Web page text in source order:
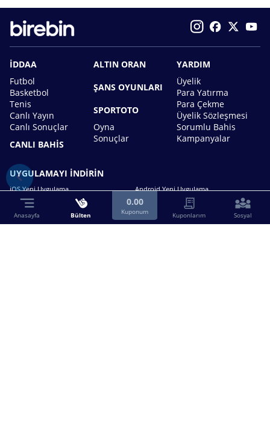
İDDAA
Futbol
Basketbol
Tenis
Canlı Yayın
Canlı Sonuçlar
CANLI BAHİS
ALTIN ORAN
ŞANS OYUNLARI
SPORTOTO
Oyna
Sonuçlar
YARDIM
Üyelik
Para Yatırma
Para Çekme
Üyelik Sözleşmesi
Sorumlu Bahis
Kampanyalar
UYGULAMAYI İNDİRİN
iOS Yeni Uygulama Android Yeni Uygulama
Anasayfa Bülten
0.00
Kuponum Kuponlarım Sosyal